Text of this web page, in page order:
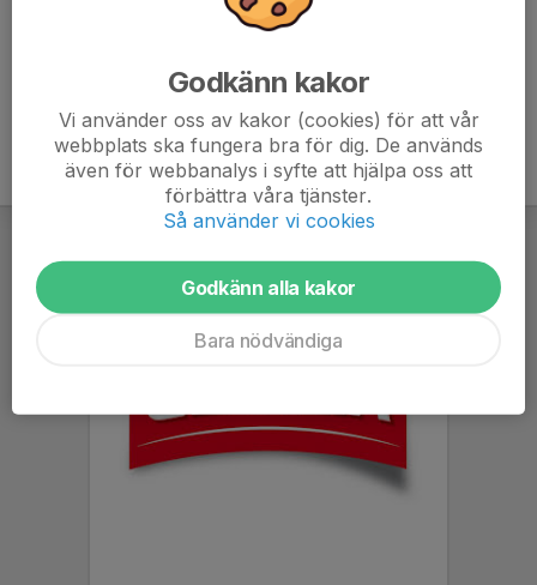
Godkänn kakor
Vi använder oss av kakor (cookies) för att vår
webbplats ska fungera bra för dig. De används
även för webbanalys i syfte att hjälpa oss att
förbättra våra tjänster.
Så använder vi cookies
Godkänn alla kakor
Bara nödvändiga